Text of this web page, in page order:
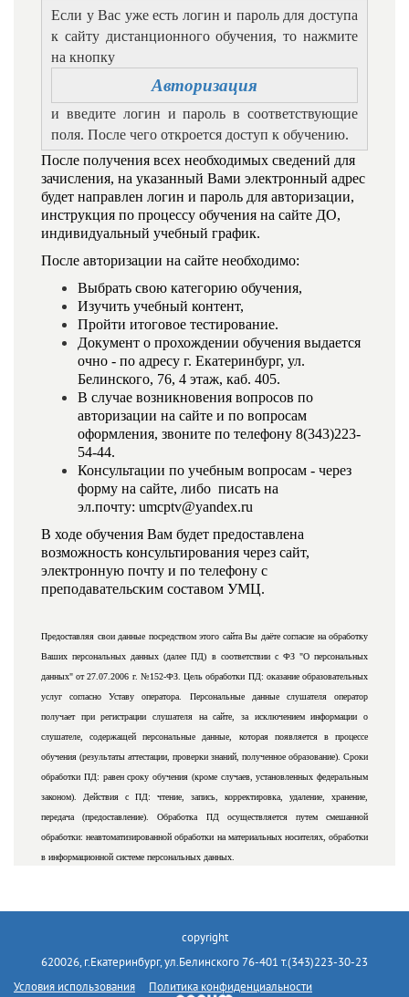
Если у Вас уже есть логин и пароль для доступа
к сайту дистанционного обучения, то нажмите
на кнопку
Авторизация
и введите логин и пароль в соответствующие
поля. После чего откроется доступ к обучению.
После получения всех необходимых сведений для
зачисления, на указанный Вами электронный адрес
будет направлен логин и пароль для авторизации,
инструкция по процессу обучения на сайте ДО,
индивидуальный учебный график.
После авторизации на сайте необходимо:
Выбрать свою категорию обучения,
Изучить учебный контент,
Пройти итоговое тестирование.
Документ о прохождении обучения выдается
очно - по адресу г. Екатеринбург, ул.
Белинского, 76, 4 этаж, каб. 405.
В случае возникновения вопросов по
авторизации на сайте и по вопросам
оформления, звоните по телефону 8(343)223-
54-44.
Консультации по учебным вопросам - через
форму на сайте, либо писать на
эл.почту: umcptv@yandex.ru
В ходе обучения Вам будет предоставлена
возможность консультирования через сайт,
электронную почту и по телефону с
преподавательским составом УМЦ.
Предоставляя свои данные посредством этого сайта Вы даёте согласие на обработку
Ваших персональных данных (далее ПД) в соответствии с ФЗ "О персональных
данных" от 27.07.2006 г. №152-ФЗ. Цель обработки ПД: оказание образовательных
услуг согласно Уставу оператора. Персональные данные слушателя оператор
получает при регистрации слушателя на сайте, за исключением информации о
слушателе, содержащей персональные данные, которая появляется в процессе
обучения (результаты аттестации, проверки знаний, полученное образование). Сроки
обработки ПД: равен сроку обучения (кроме случаев, установленных федеральным
законом). Действия с ПД: чтение, запись, корректировка, удаление, хранение,
передача (предоставление). Обработка ПД осуществляется путем смешанной
обработки: неавтоматизированной обработки на материальных носителях, обработки
в информационной системе персональных данных.
copyright
620026, г.Екатеринбург, ул.Белинского 76-401 т.(343)223-30-23
Условия использования
Политика конфиденциальности